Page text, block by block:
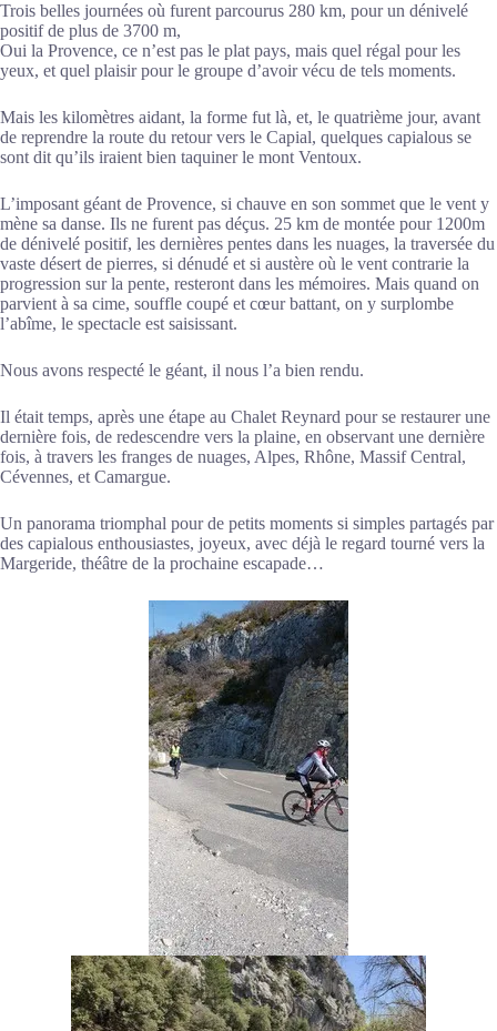
Trois belles journées où furent parcourus 280 km, pour un dénivelé
positif de plus de 3700 m,
Oui la Provence, ce n’est pas le plat pays, mais quel régal pour les
yeux, et quel plaisir pour le groupe d’avoir vécu de tels moments.
Mais les kilomètres aidant, la forme fut là, et, le quatrième jour, avant
de reprendre la route du retour vers le Capial, quelques capialous se
sont dit qu’ils iraient bien taquiner le mont Ventoux.
L’imposant géant de Provence, si chauve en son sommet que le vent y
mène sa danse. Ils ne furent pas déçus. 25 km de montée pour 1200m
de dénivelé positif, les dernières pentes dans les nuages, la traversée du
vaste désert de pierres, si dénudé et si austère où le vent contrarie la
progression sur la pente, resteront dans les mémoires. Mais quand on
parvient à sa cime, souffle coupé et cœur battant, on y surplombe
l’abîme, le spectacle est saisissant.
Nous avons respecté le géant, il nous l’a bien rendu.
Il était temps, après une étape au Chalet Reynard pour se restaurer une
dernière fois, de redescendre vers la plaine, en observant une dernière
fois, à travers les franges de nuages, Alpes, Rhône, Massif Central,
Cévennes, et Camargue.
Un panorama triomphal pour de petits moments si simples partagés par
des capialous enthousiastes, joyeux, avec déjà le regard tourné vers la
Margeride, théâtre de la prochaine escapade…